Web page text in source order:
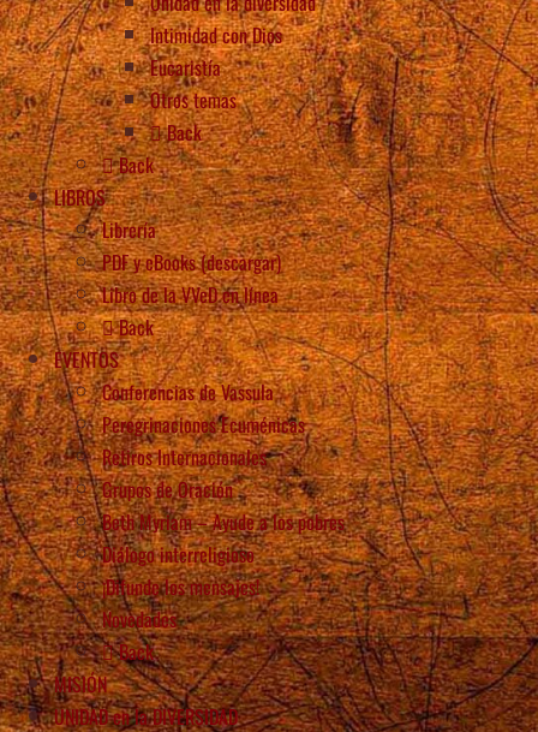
Intimidad con Dios
Eucaristía
Otros temas
Back
Back
LIBROS
Librería
PDF y eBooks (descargar)
Libro de la VVeD en línea
Back
EVENTOS
Conferencias de Vassula
Peregrinaciones Ecuménicas
Retiros Internacionales
Grupos de Oración
Beth Myriam – Ayude a los pobres
Diálogo interreligioso
¡Difunde los mensajes!
Novedades
Back
MISIÓN
UNIDAD en la DIVERSIDAD